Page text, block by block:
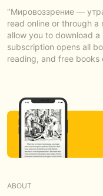
"Мировоззрение —
read online or through
allow you to download
subscription opens all
reading, and free
ABOUT